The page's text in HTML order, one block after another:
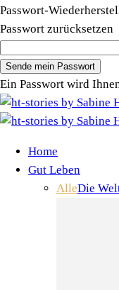
Passwort-
Passwort zurücksetzen
Ein Passwort wird
Home
Gut Leben
AlleDie